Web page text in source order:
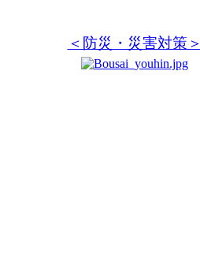
＜防災・災害対策＞